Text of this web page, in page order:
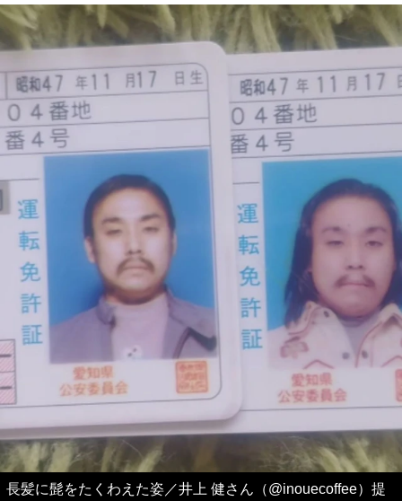
長髪に髭をたくわえた姿／井上 健さん（@inouecoffee）提